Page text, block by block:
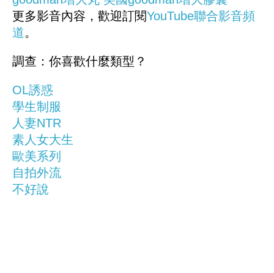
更多影音內容，歡迎訂閱YouTube聯合影音頻
道。
調查：你喜歡什麼類型？
OL誘惑
學生制服
人妻NTR
素人女大生
歐美系列
自拍外流
不好說